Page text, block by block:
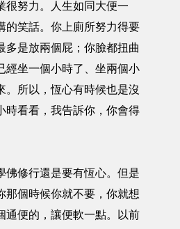
很努力。人生如同大便一
的笑話。你上廁所努力得要
多是放兩個屁；你臉都扭曲
經坐一個小時了、坐兩個小
。所以，恆心有時候也是沒
時看看，我告訴你，你會得
佛修行還是要有恆心。但是
那個時候你就不要，你就想
通便的，讓便軟一點。以前